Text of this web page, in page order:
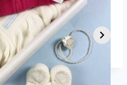
Mais Stories
Guia Completo
sobre Parto
Normal:
Benefícios,
Desafios e
Outros